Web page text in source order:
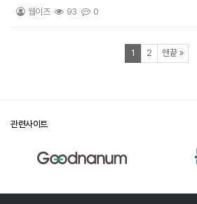
웹이즈
93 0
열린
1 페이지
2페이지
맨끝 페이지
»
관련사이트